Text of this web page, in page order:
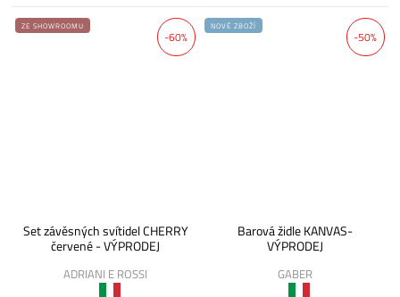
-60%
ZE SHOWROOMU
Set závěsných svítidel CHERRY
červené - VÝPRODEJ
ADRIANI E ROSSI
-50%
NOVÉ ZBOŽÍ
Barová židle KANVAS-
VÝPRODEJ
GABER